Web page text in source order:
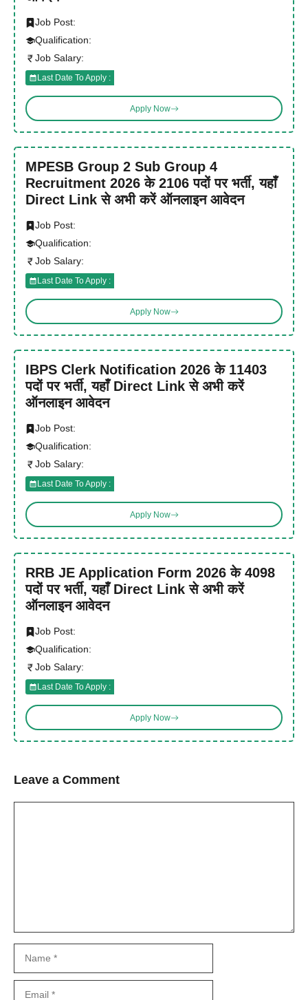
Job Post:
Qualification:
Job Salary:
Last Date To Apply :
Apply Now
MPESB Group 2 Sub Group 4
Recruitment 2026 के 2106 पदों पर भर्ती, यहाँ
Direct Link से अभी करें ऑनलाइन आवेदन
Job Post:
Qualification:
Job Salary:
Last Date To Apply :
Apply Now
IBPS Clerk Notification 2026 के 11403
पदों पर भर्ती, यहाँ Direct Link से अभी करें
ऑनलाइन आवेदन
Job Post:
Qualification:
Job Salary:
Last Date To Apply :
Apply Now
RRB JE Application Form 2026 के 4098
पदों पर भर्ती, यहाँ Direct Link से अभी करें
ऑनलाइन आवेदन
Job Post:
Qualification:
Job Salary:
Last Date To Apply :
Apply Now
Leave a Comment